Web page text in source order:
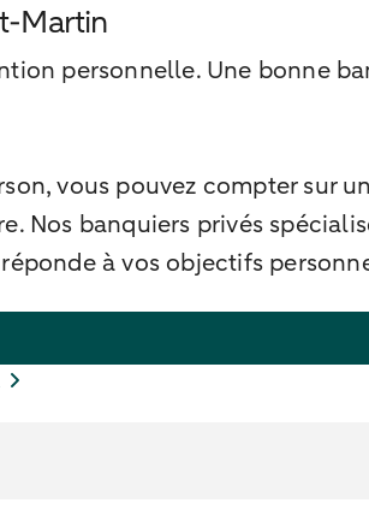
Martin
personnelle. Une bonne
vous pouvez compter sur
Nos banquiers privés
à vos objectifs